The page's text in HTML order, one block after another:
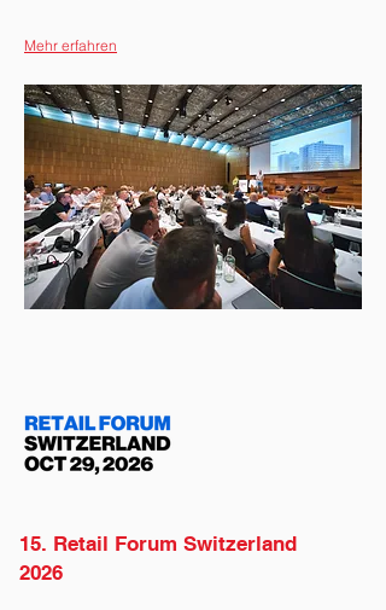
Mehr erfahren
15. Retail Forum Switzerland
2026